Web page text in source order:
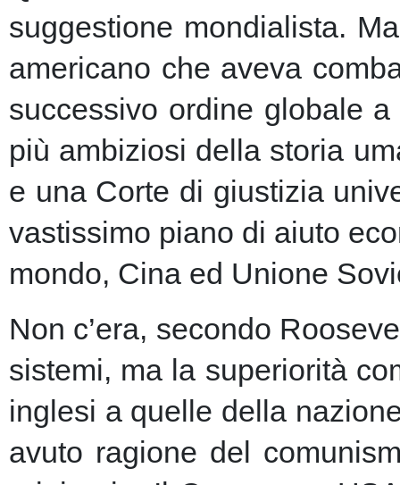
suggestione mondialista.
americano che aveva
successivo ordine globale
più ambiziosi della storia
e una Corte di giustizia
vastissimo piano di aiuto
mondo, Cina ed Unione
Non c’era, secondo
sistemi, ma la superiorità
inglesi a quelle della
avuto ragione del